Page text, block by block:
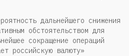
дальнейшего снижения
обстоятельством для
сокращение операций
российскую валюту»